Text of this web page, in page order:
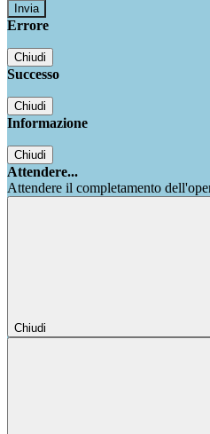
Errore
Chiudi
Successo
Chiudi
Informazione
Chiudi
Attendere...
Attendere il completamento
Chiudi